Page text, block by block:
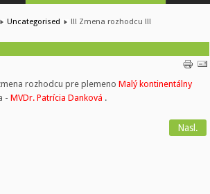
Uncategorised !!! Zmena rozhodcu !!!
rozhodcu pre plemeno Malý kontinentálny
- MVDr. Patrícia Danková .
Nasl.